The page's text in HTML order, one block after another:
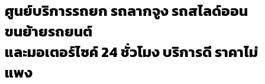
ศูนย์บริการรถยก รถลากจูง รถสไลด์ออน
ขนย้ายรถยนต์
และมอเตอร์ไซค์ 24 ชั่วโมง บริการดี ราคาไม่
แพง